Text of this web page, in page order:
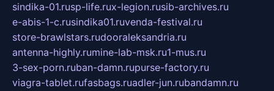
sindika-01.rusp-life.rux-legion.rusib-archives.ru
e-abis-1-c.rusindika01.ruvenda-festival.ru
store-brawlstars.rudooraleksandria.ru
antenna-highly.rumine-lab-msk.ru1-mus.ru
3-sex-porn.ruban-damn.rupurse-factory.ru
viagra-tablet.rufasbags.ruadler-jun.rubandamn.ru